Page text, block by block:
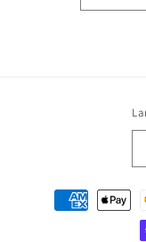
Betalningsmetoder